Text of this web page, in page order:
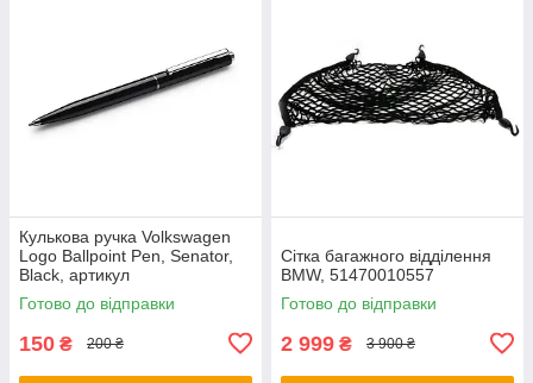
Кулькова ручка Volkswagen
Logo Ballpoint Pen, Senator,
Black, артикул
000087703ME041
Готово до відправки
150 ₴ 200 ₴
Сітка багажного відділення
BMW, 51470010557
Готово до відправки
2 999 ₴ 3 900 ₴